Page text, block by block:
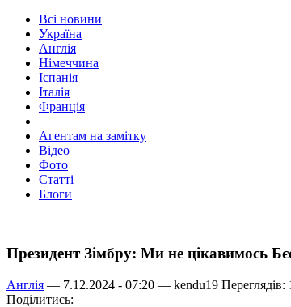
Всі новини
Україна
Англія
Німеччина
Іспанія
Італія
Франція
Агентам на замітку
Відео
Фото
Статті
Блоги
Президент Зімбру: Ми не цікавимось
Англія — 7.12.2024 - 07:20 — kendu19 Переглядів:
Поділитись: